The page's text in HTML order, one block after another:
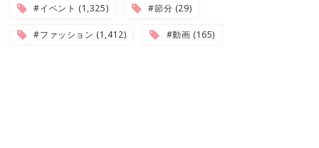
#イベント (1,325) #節分 (29)
#ファッション (1,412) #動画 (165)